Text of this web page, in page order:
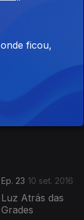
Ep. 23 10 set. 2016
Luz Atrás das
Grades
ficou,